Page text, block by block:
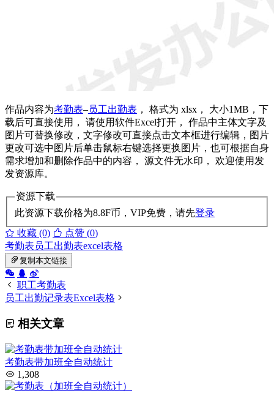
作品内容为考勤表–员工出勤表 ， 格式为 xlsx， 大小1MB，下
载后可直接使用， 请使用软件Excel打开， 作品中主体文字及
图片可替换修改，文字修改可直接点击文本框进行编辑，图片
更改可选中图片后单击鼠标右键选择更换图片，也可根据自身
需求增加和删除作品中的内容， 源文件无水印， 欢迎使用发
发资源库。
资源下载
此资源下载价格为8.8F币，VIP免费，请先登录
收藏 (0)
点赞 (0)
考勤表 员工出勤表excel表格
复制本文链接
职工考勤表
员工出勤记录表Excel表格
相关文章
考勤表带加班全自动统计
1,308